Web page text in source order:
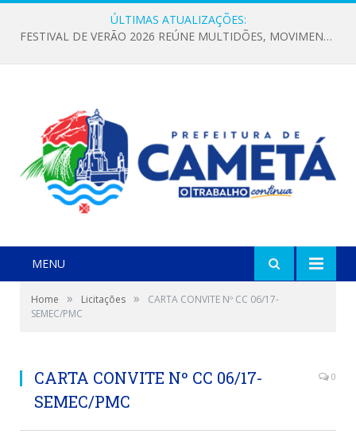
ÚLTIMAS ATUALIZAÇÕES:
FESTIVAL DE VERÃO 2026 REÚNE MULTIDÕES, MOVIMENTA A ECONOMIA E FORTALECE A CULTURA LOCAL
MENU
Home » Licitações »
CARTA CONVITE Nº CC 06/17-
SEMEC/PMC
CARTA CONVITE Nº CC 06/17-
SEMEC/PMC
0